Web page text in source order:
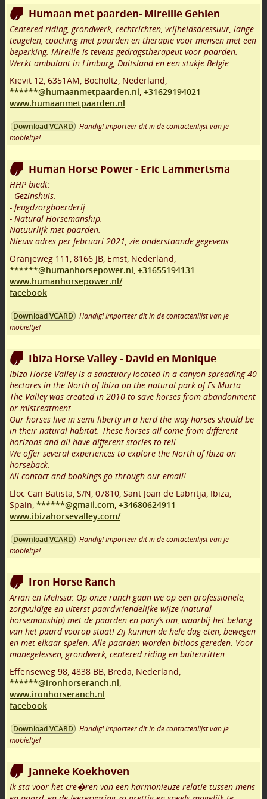
Humaan met paarden- Mireille Gehlen
Centered riding, grondwerk, rechtrichten, vrijheidsdressuur, lange
teugelen, coaching met paarden en therapie voor mensen met een
beperking. Mireille is tevens gedragstherapeut voor paarden.
Werkt ambulant in Limburg, Duitsland en een stukje Belgie.
Kievit 12, 6351AM, Bocholtz, Nederland,
******@humaanmetpaarden.nl, +31629194021
www.humaanmetpaarden.nl
Download VCARD
Handig! Importeer dit in de contactenlijst van je
mobieltje!
Human Horse Power - Eric Lammertsma
HHP biedt:
- Gezinshuis.
- Jeugdzorgboerderij.
- Natural Horsemanship.
Natuurlijk met paarden.
Nieuw adres per februari 2021, zie onderstaande gegevens.
Oranjeweg 111 , 8166 JB, Emst, Nederland,
******@humanhorsepower.nl, +31655194131
www.humanhorsepower.nl/
facebook
Download VCARD
Handig! Importeer dit in de contactenlijst van je
mobieltje!
Ibiza Horse Valley - David en Monique
Ibiza Horse Valley is a sanctuary located in a canyon spreading 40
hectares in the North of Ibiza on the natural park of Es Murta.
The Valley was created in 2010 to save horses from abandonment
or mistreatment.
Our horses live in semi liberty in a herd the way horses should be
in their natural habitat. These horses all come from different
horizons and all have different stories to tell.
We offer several experiences to explore the North of Ibiza on
horseback.
All contact and bookings go through our email!
Lloc Can Batista, S/N, 07810, Sant Joan de Labritja, Ibiza,
Spain, ******@gmail.com, +34680624911
www.ibizahorsevalley.com/
Download VCARD
Handig! Importeer dit in de contactenlijst van je
mobieltje!
Iron Horse Ranch
Arian en Melissa: Op onze ranch gaan we op een professionele,
zorgvuldige en uiterst paardvriendelijke wijze (natural
horsemanship) met de paarden en pony’s om, waarbij het belang
van het paard voorop staat! Zij kunnen de hele dag eten, bewegen
en met elkaar spelen. Alle paarden worden bitloos gereden. Voor
manegelessen, grondwerk, centered riding en buitenritten.
Effenseweg 98, 4838 BB, Breda, Nederland,
******@ironhorseranch.nl,
www.ironhorseranch.nl
facebook
Download VCARD
Handig! Importeer dit in de contactenlijst van je
mobieltje!
Janneke Koekhoven
Ik sta voor het cre�ren van een harmonieuze relatie tussen mens